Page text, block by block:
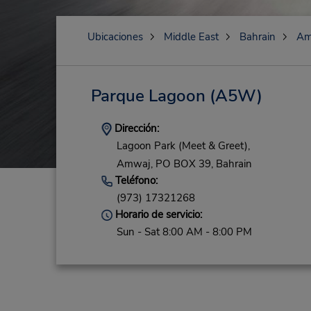
Ubicaciones Middle East Bahrain
Parque Lagoon (A5W)
Dirección:
Lagoon Park (Meet & Greet),
Amwaj, PO BOX 39, Bahrain
Teléfono:
(973) 17321268
Horario de servicio:
Sun - Sat 8:00 AM - 8:00 PM